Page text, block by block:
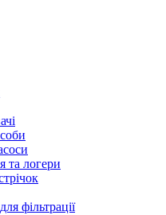
та логери
фільтрації